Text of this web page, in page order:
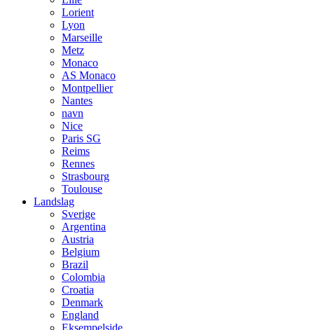
Lorient
Lyon
Marseille
Metz
Monaco
AS Monaco
Montpellier
Nantes
navn
Nice
Paris SG
Reims
Rennes
Strasbourg
Toulouse
Landslag
Sverige
Argentina
Austria
Belgium
Brazil
Colombia
Croatia
Denmark
England
Eksempelside